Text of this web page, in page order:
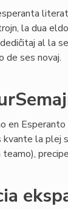
la dua
al la
de ses novaj.
en
la plej